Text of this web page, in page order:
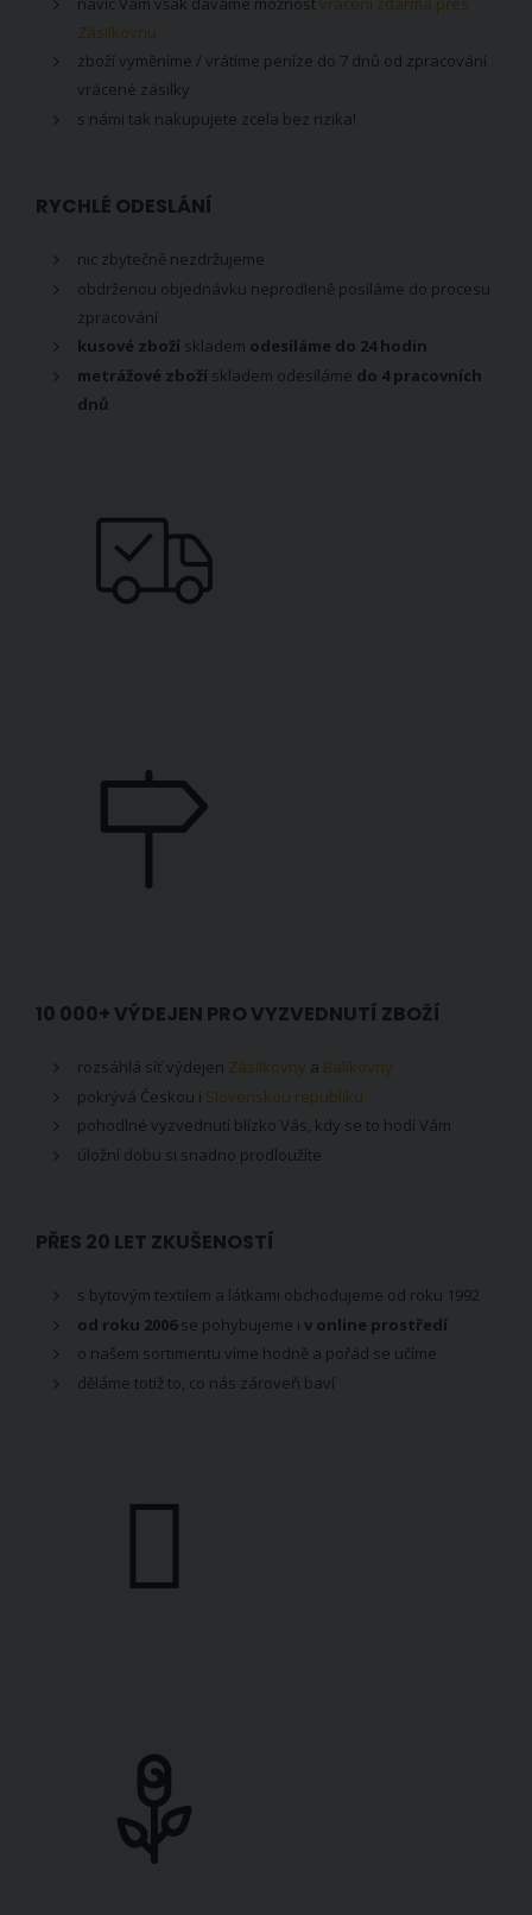
Zásilkovnu
zboží vyměníme / vrátíme peníze do 7 dnů od zpracování
vrácené zásilky
s námi tak nakupujete zcela bez rizika!
RYCHLÉ ODESLÁNÍ
nic zbytečně nezdržujeme
obdrženou objednávku neprodleně posíláme do procesu
zpracování
kusové zboží skladem odesíláme do 24 hodin
metrážové zboží skladem odesíláme do 4 pracovních
dnů
10 000+ VÝDEJEN PRO VYZVEDNUTÍ ZBOŽÍ
rozsáhlá síť výdejen Zásilkovny a Balíkovny
pokrývá Českou i Slovenskou republiku
pohodlné vyzvednutí blízko Vás, kdy se to hodí Vám
úložní dobu si snadno prodloužíte
PŘES 20 LET ZKUŠENOSTÍ
s bytovým textilem a látkami obchodujeme od roku 1992
od roku 2006se pohybujeme i v online prostředí
o našem sortimentu víme hodně a pořád se učíme
děláme totiž to, co nás zároveň baví